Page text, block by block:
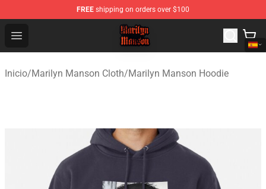
FREE shipping on orders over $100
Open menu
Marilyn Manson Shop - Official Marilyn Manson
Inicio/Marilyn Manson Cloth/Marilyn Manson Hoodie